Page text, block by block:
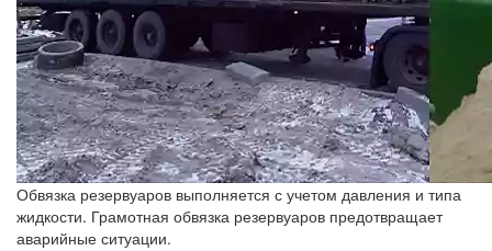
Обвязка резервуаров выполняется с учетом давления и типа
жидкости. Грамотная обвязка резервуаров предотвращает
аварийные ситуации.